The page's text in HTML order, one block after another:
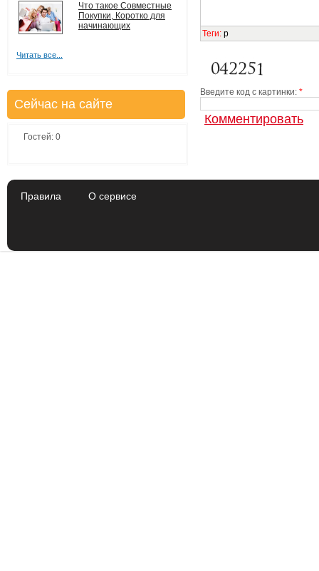
Теги: p
Введите код с картинки: *
Что такое Совместные
Покупки, Коротко для
начинающих
Читать все...
Сейчас на сайте
Гостей: 0
Правила О сервисе